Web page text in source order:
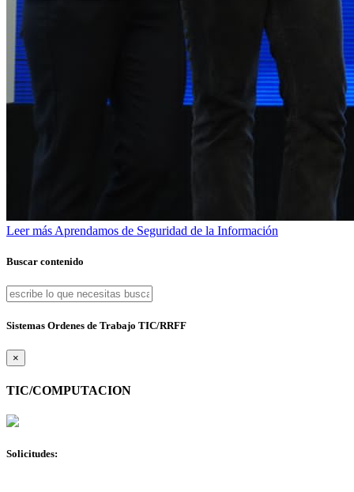
Leer más Aprendamos de Seguridad de la Información
Buscar contenido
Sistemas Ordenes de Trabajo TIC/RRFF
×
TIC/COMPUTACION
Solicitudes: